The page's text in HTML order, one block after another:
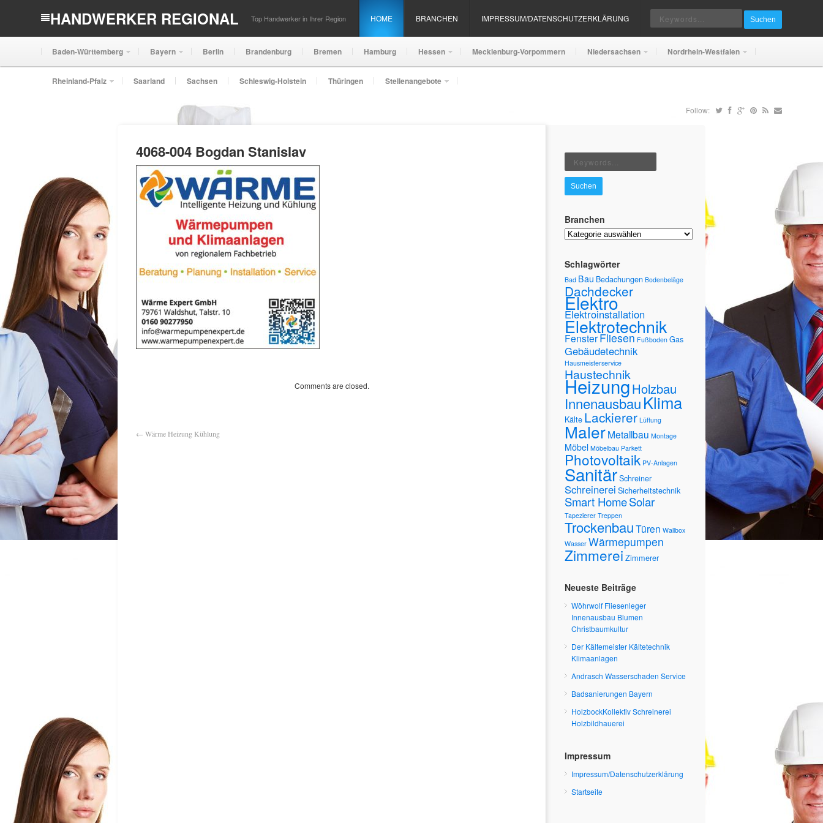
HANDWERKER REGIONAL Top Handwerker in Ihrer Region HOME BRANCHEN IMPRESSUM/DATENSCHUTZERKLÄRUNG Suchen
Baden-Württemberg Bayern Berlin Brandenburg Bremen Hamburg Hessen Mecklenburg-Vorpommern Niedersachsen Nordrhein-Westfalen
Rheinland-Pfalz Saarland Sachsen Schleswig-Holstein Thüringen Stellenangebote
Follow:
4068-004 Bogdan Stanislav
Comments are closed.
← Wärme Heizung Kühlung
Suchen
Branchen
Branchen
Schlagwörter
Bad Bau Bedachungen Bodenbeläge
Dachdecker
Elektro
Elektroinstallation
Elektrotechnik
FensterFliesen Fußboden Gas
Gebäudetechnik
Hausmeisterservice
Haustechnik
HeizungHolzbau
InnenausbauKlima
Kälte Lackierer Lüftung
MalerMetallbau Montage
Möbel Möbelbau Parkett
Photovoltaik PV-Anlagen
SanitärSchreiner
Schreinerei Sicherheitstechnik
Smart HomeSolar
Tapezierer Treppen
TrockenbauTüren Wallbox
Wasser Wärmepumpen
Zimmerei Zimmerer
Neueste Beiträge
Wöhrwolf Fliesenleger
Innenausbau Blumen
Christbaumkultur
Der Kältemeister Kältetechnik
Klimaanlagen
Andrasch Wasserschaden Service
Badsanierungen Bayern
HolzbockKollektiv Schreinerei
Holzbildhauerei
Impressum
Impressum/Datenschutzerklärung
Startseite